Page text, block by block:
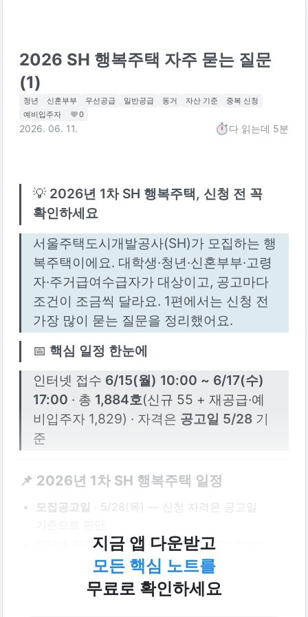
2026 SH 행복주택 자주 묻는 질문
(1)
청년 신혼부부 우선공급 일반공급 동거 자산 기준
중복 신청
예비입주자
0
2026. 06. 11. 다 읽는데 5분
💡 2026년 1차 SH 행복주택, 신청 전 꼭
확인하세요
서울주택도시개발공사(SH)가 모집하는 행
복주택이에요. 대학생·청년·신혼부부·고령
자·주거급여수급자가 대상이고, 공고마다
조건이 조금씩 달라요. 1편에서는 신청 전
가장 많이 묻는 질문을 정리했어요.
📅 핵심 일정 한눈에
인터넷 접수 6/15(월) 10:00 ~ 6/17(수)
17:00 · 총 1,884호(신규 55 + 재공급·예
비입주자 1,829) · 자격은 공고일 5/28 기
준
📌 2026년 1차 SH 행복주택 일정
모집공고일 · 5/28(목) — 신청 자격은 공고일
인터넷 접수 · 6/15(월) 10:00 ~ 6/17(수) 17:00 —
마감 직전 접속 지연 주의
· 6/16(화) ~ 6/17(수) 10:00~17:00 —
정보취약계층 등 대상 확인
지금 앱 다운받고
모든 핵심 노트를
무료로 확인하세요